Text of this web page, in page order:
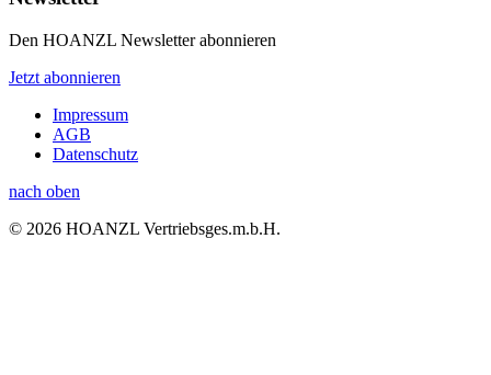
Den HOANZL Newsletter abonnieren
Jetzt abonnieren
Impressum
AGB
Datenschutz
nach oben
© 2026 HOANZL Vertriebsges.m.b.H.